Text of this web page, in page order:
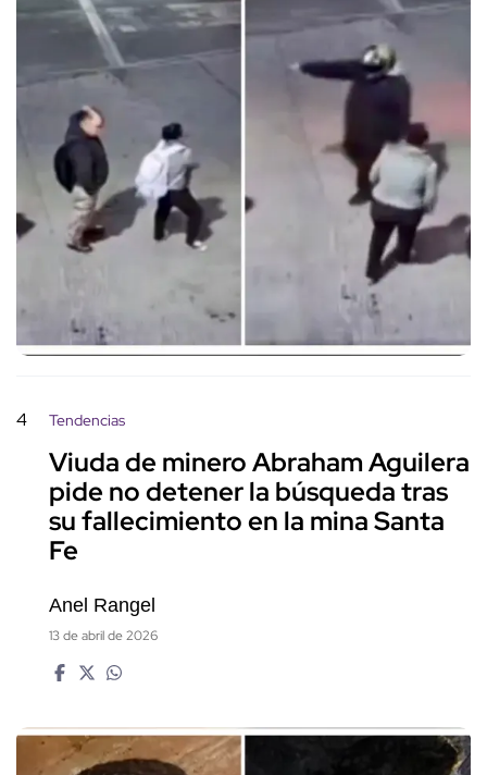
4 Tendencias
Viuda de minero Abraham Aguilera
pide no detener la búsqueda tras
su fallecimiento en la mina Santa
Fe
Anel Rangel
13 de abril de 2026